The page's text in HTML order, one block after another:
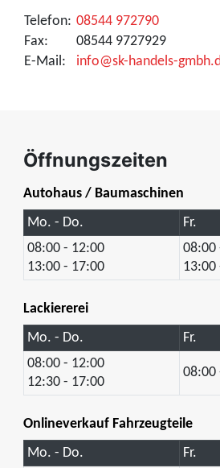
Telefon: 08544 972790
Fax:
08544 9727929
E-Mail:
info@sk-handels-
Öffnungszeiten
Autohaus / Baumaschinen
Mo. - Do.
Fr.
08:00 - 12:00
13:00 - 17:00
08:00
13:00
Lackiererei
Mo. - Do.
Fr.
08:00 - 12:00
12:30 - 17:00
08:00
Onlineverkauf Fahrzeugteile
Mo. - Do.
Fr.